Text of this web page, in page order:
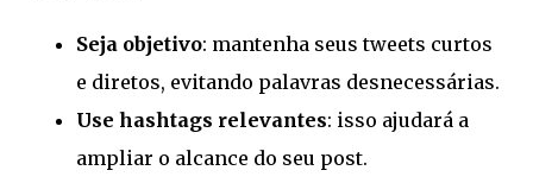
Seja objetivo: mantenha seus tweets curtos
e diretos, evitando palavras desnecessárias.
Use hashtags relevantes: isso ajudará a
ampliar o alcance do seu post.